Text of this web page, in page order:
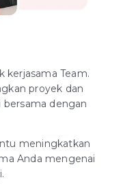
kerjasama Team.
proyek dan
dengan
meningkatkan
Anda mengenai